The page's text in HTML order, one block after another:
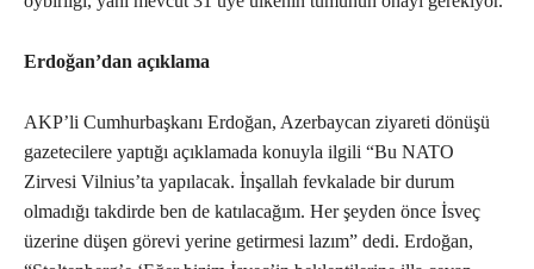
Erdoğan’dan açıklama
AKP’li Cumhurbaşkanı Erdoğan, Azerbaycan ziyareti dönüşü
gazetecilere yaptığı açıklamada konuyla ilgili “Bu NATO
Zirvesi Vilnius’ta yapılacak. İnşallah fevkalade bir durum
olmadığı takdirde ben de katılacağım. Her şeyden önce İsveç
üzerine düşen görevi yerine getirmesi lazım” dedi. Erdoğan,